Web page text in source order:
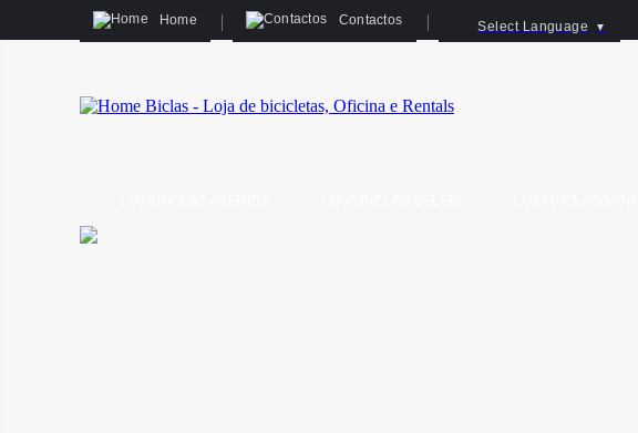
Home Contactos Select Language ▼